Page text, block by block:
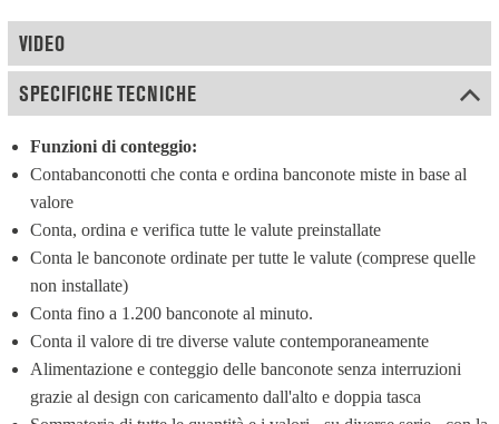
VIDEO
SPECIFICHE TECNICHE
Funzioni di conteggio:
Contabanconotti che conta e ordina banconote miste in base al
valore
Conta, ordina e verifica tutte le valute preinstallate
Conta le banconote ordinate per tutte le valute (comprese quelle
non installate)
Conta fino a 1.200 banconote al minuto.
Conta il valore di tre diverse valute contemporaneamente
Alimentazione e conteggio delle banconote senza interruzioni
grazie al design con caricamento dall'alto e doppia tasca